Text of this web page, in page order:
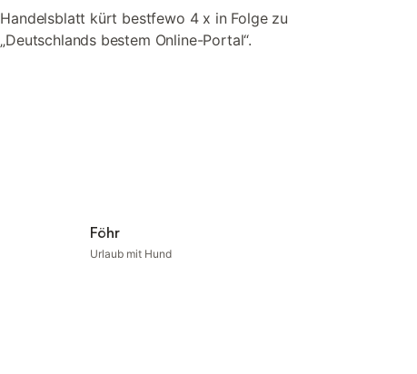
Handelsblatt kürt bestfewo 4 x in Folge zu
„Deutschlands bestem Online-Portal“.
Föhr
Urlaub mit Hund